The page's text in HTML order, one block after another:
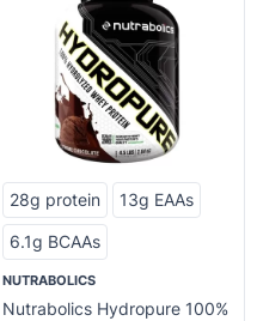
28g protein 13g EAAs
6.1g BCAAs
NUTRABOLICS
Nutrabolics Hydropure 100%